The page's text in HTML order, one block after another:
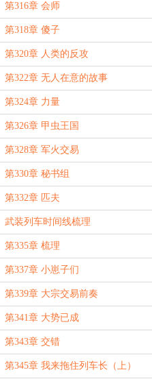
第316章 会师
第318章 傻子
第320章 人类的反攻
第322章 无人在意的故事
第324章 力量
第326章 甲虫王国
第328章 军火交易
第330章 秘书组
第332章 匹夫
武装列车时间线梳理
第335章 梳理
第337章 小崽子们
第339章 大宗交易前奏
第341章 大势已成
第343章 交错
第345章 我来拖住列车长（上）